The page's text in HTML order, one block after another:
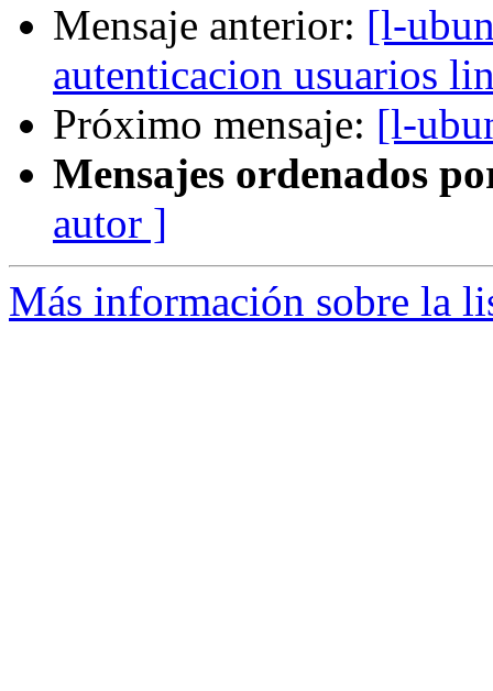
Mensaje anterior: [l-
autenticacion usuarios
Próximo mensaje: [l-
Mensajes ordenados
autor ]
Más información sobre la